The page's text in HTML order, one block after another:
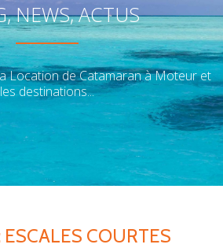
NEWS, ACTUS
Location de Catamaran à Moteur et
les destinations...
ESCALES COURTES